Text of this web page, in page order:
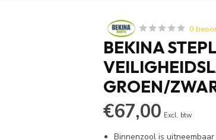
0
BEKINA
GROEN/
€67,00 Excl. btw
Binnenzool is